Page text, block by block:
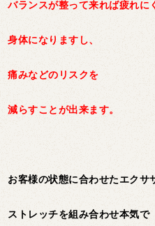
バランスが整って来れば疲れに
身体になりますし、
痛みなどのリスクを
減らすことが出来ます。
お客様の状態に合わせたエクサ
ストレッチを組み合わせ本気で